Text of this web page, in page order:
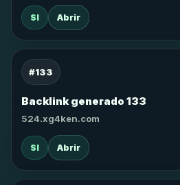
SI Abrir
#133
Backlink generado 133
524.xg4ken.com
SI Abrir